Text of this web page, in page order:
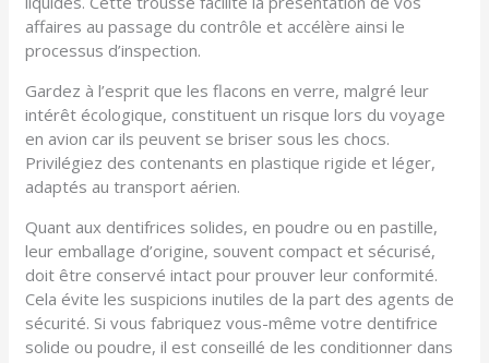
affaires au passage du contrôle et accélère ainsi le
processus d’inspection.
Gardez à l’esprit que les flacons en verre, malgré leur
intérêt écologique, constituent un risque lors du voyage
en avion car ils peuvent se briser sous les chocs.
Privilégiez des contenants en plastique rigide et léger,
adaptés au transport aérien.
Quant aux dentifrices solides, en poudre ou en pastille,
leur emballage d’origine, souvent compact et sécurisé,
doit être conservé intact pour prouver leur conformité.
Cela évite les suspicions inutiles de la part des agents de
sécurité. Si vous fabriquez vous-même votre dentifrice
solide ou poudre, il est conseillé de les conditionner dans